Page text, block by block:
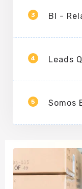
3 BI -
4 Leads
5 Somos